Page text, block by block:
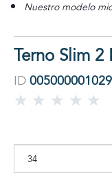
Nuestro modelo
Terno Slim 2
ID